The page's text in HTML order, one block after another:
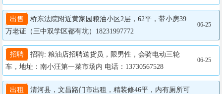
出售
桥东法院附近黄家园粮油小区2层，62平，带小房39
万老证（三中双学区都有坑）18231997772
06-25
招聘
招聘: 粮油店招聘送货员，限男性，会骑电动三轮
车，地址：南小汪第一菜市场内 电话：13730567528
06-25
出租
清河县，文昌路门市出租，精装修46平，内有厕所可